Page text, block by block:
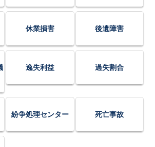
休業損害 後遺障害
逸失利益 過失割合
紛争処理センター 死亡事故